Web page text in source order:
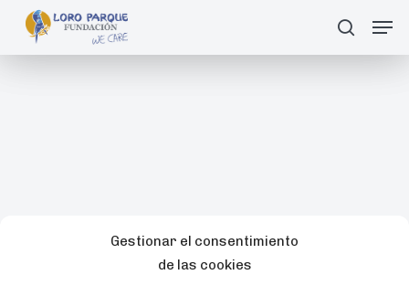
Gestionar el consentimiento
de las cookies
main
search
Buscar